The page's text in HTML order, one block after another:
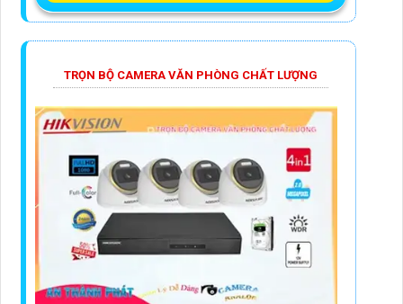
TRỌN BỘ CAMERA VĂN PHÒNG CHẤT LƯỢNG